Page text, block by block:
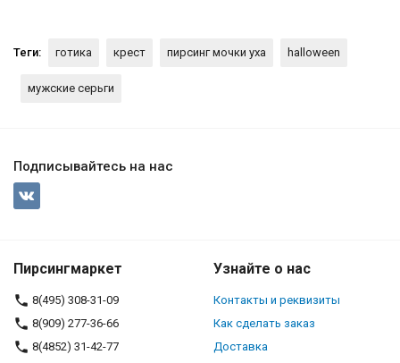
Теги: готика крест пирсинг мочки уха halloween
мужские серьги
Подписывайтесь на нас
Пирсингмаркет
8(495) 308-31-09
8(909) 277-36-66
8(4852) 31-42-77
Узнайте о нас
Контакты и реквизиты
Как сделать заказ
Доставка